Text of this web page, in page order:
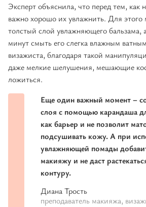
Эксперт объяснила, что перед тем, как
важно хорошо их увлажнить. Для этого
толстый слой увлажняющего бальзама,
минут смыть его слегка влажным
визажиста, благодаря такой
даже мелкие шелушения, мешающие
ложиться.
Еще один важный момент –
слоя с помощью карандаша
как барьер и не позволит
подсушивать кожу. А при
увлажняющей помады
макияжу и не даст
контуру.
Диана Трость
преподаватель макияжа,